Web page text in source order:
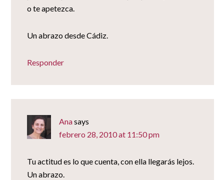
o te apetezca.
Un abrazo desde Cádiz.
Responder
Anasays
febrero 28, 2010 at 11:50 pm
Tu actitud es lo que cuenta, con ella llegarás lejos.
Un abrazo.